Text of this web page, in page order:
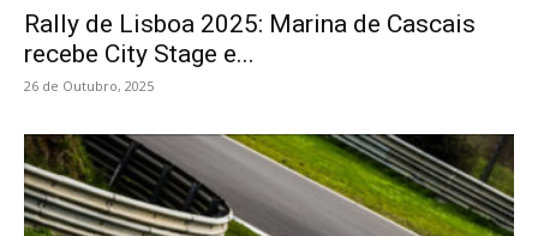
Rally de Lisboa 2025: Marina de Cascais
recebe City Stage e...
26 de Outubro, 2025